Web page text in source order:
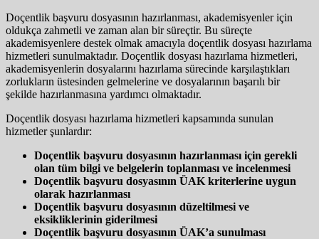
Doçentlik başvuru dosyasının hazırlanması, akademisyenler için
oldukça zahmetli ve zaman alan bir süreçtir. Bu süreçte
akademisyenlere destek olmak amacıyla doçentlik dosyası hazırlama
hizmetleri sunulmaktadır. Doçentlik dosyası hazırlama hizmetleri,
akademisyenlerin dosyalarını hazırlama sürecinde karşılaştıkları
zorlukların üstesinden gelmelerine ve dosyalarının başarılı bir
şekilde hazırlanmasına yardımcı olmaktadır.
Doçentlik dosyası hazırlama hizmetleri kapsamında sunulan
hizmetler şunlardır:
Doçentlik başvuru dosyasının hazırlanması için gerekli
olan tüm bilgi ve belgelerin toplanması ve incelenmesi
Doçentlik başvuru dosyasının ÜAK kriterlerine uygun
olarak hazırlanması
Doçentlik başvuru dosyasının düzeltilmesi ve
eksikliklerinin giderilmesi
Doçentlik başvuru dosyasının ÜAK’a sunulması